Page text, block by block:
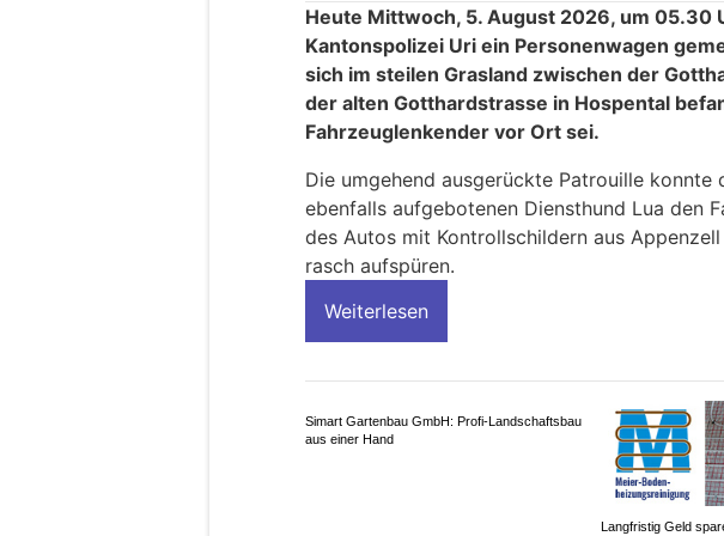
Heute Mittwoch, 5. August 2026, um 05.30
Kantonspolizei Uri ein Personenwagen
sich im steilen Grasland zwischen der
der alten Gotthardstrasse in Hospental
Fahrzeuglenkender vor Ort sei.
Die umgehend ausgerückte Patrouille konnte
ebenfalls aufgebotenen Diensthund Lua den
des Autos mit Kontrollschildern aus
rasch aufspüren.
Weiterlesen
Langfristig Geld